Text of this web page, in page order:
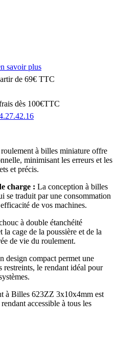
savoir plus
de 69€ TTC
dès 100€TTC
à billes miniature offre
minimisant les erreurs et les
et précis.
charge : La conception à billes
se traduit par une consommation
de vos machines.
à double étanchéité
cage de la poussière et de la
de vie du roulement.
design compact permet une
restreints, le rendant idéal pour
à Billes 623ZZ 3x10x4mm est
accessible à tous les